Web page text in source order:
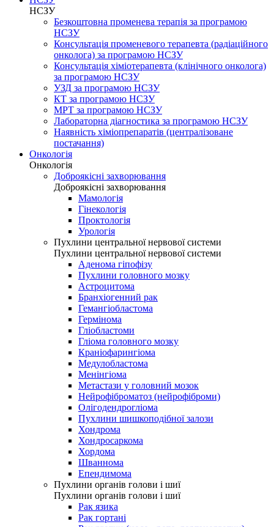
НСЗУ
Безкоштовна променева терапія за програмою
НСЗУ
Консультація променевого терапевта (радіаційного
онколога) за програмою НСЗУ
Консультація хіміотерапевта (клінічного онколога)
за програмою НСЗУ
УЗД за програмою НСЗУ
КТ за програмою НСЗУ
МРТ за програмою НСЗУ
Лабораторна діагностика за програмою НСЗУ
Наявність хіміопрепаратів (централізоване
постачання)
Онкологія
Онкологія
Доброякісні захворювання
Доброякісні захворювання
Мамологія
Гінекологія
Проктологія
Урологія
Пухлини центральної нервової системи
Пухлини центральної нервової системи
Аденома гіпофізу
Пухлини головного мозку
Астроцитома
Бранхіогенний рак
Гемангіобластома
Гермінома
Гліобластоми
Гліома головного мозку
Краніофарингіома
Медулобластома
Менінгіома
Метастази у головний мозок
Нейрофіброматоз (нейрофіброми)
Олігодендрогліома
Пухлини шишкоподібної залози
Хондрома
Хондросаркома
Хордома
Шваннома
Епендимома
Пухлини органів голови і шиї
Пухлини органів голови і шиї
Рак язика
Рак гортані